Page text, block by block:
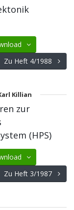
Zu Heft 4/1988
Killian
zur
(HPS)
Zu Heft 3/1987